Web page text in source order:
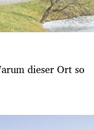
dieser Ort so